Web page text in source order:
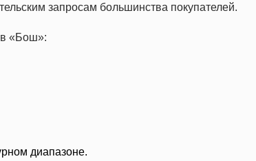
запросам большинства покупателей.
«Бош»:
диапазоне.